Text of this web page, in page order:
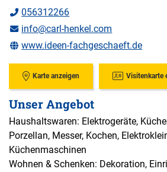
056312266
info@carl-henkel.com
www.ideen-fachgeschaeft.de
Karte anzeigen Visitenkarte
Unser Angebot
Haushaltswaren: Elektrogeräte,
Porzellan, Messer, Kochen,
Küchenmaschinen
Wohnen & Schenken: Dekoration,